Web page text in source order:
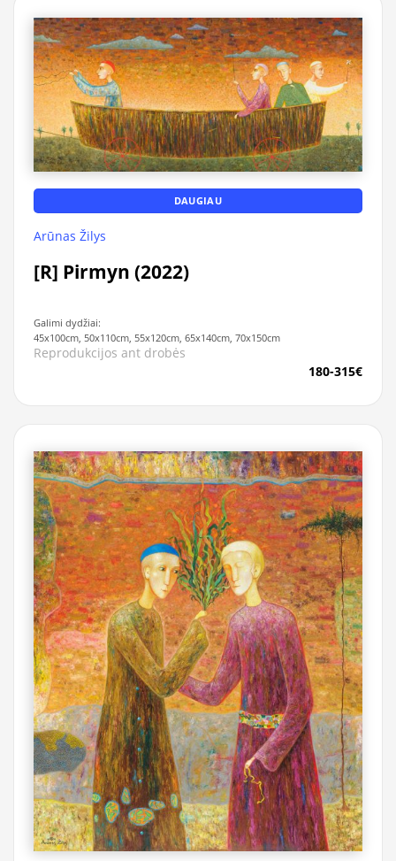
DAUGIAU
Arūnas Žilys
[R] Pirmyn (2022)
Galimi dydžiai:
45x100cm, 50x110cm, 55x120cm, 65x140cm, 70x150cm
Reprodukcijos ant drobės
180-315€